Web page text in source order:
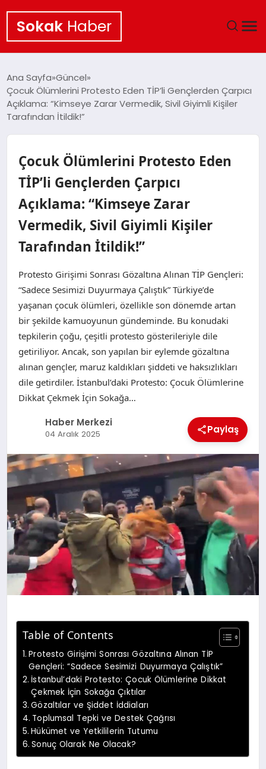
Sokak Haber
EKONOMI
GÜNCEL
KÜLTÜR SANAT
SAĞLIK
TEKNOLOJI
Ana Sayfa Güncel
Çocuk Ölümlerini Protesto Eden TİP’li Gençlerden Çarpıcı
Açıklama: “Kimseye Zarar Vermedik, Sivil Giyimli Kişiler
Tarafından İtildik!”
Çocuk Ölümlerini Protesto Eden
TİP’li Gençlerden Çarpıcı
Açıklama: “Kimseye Zarar
Vermedik, Sivil Giyimli Kişiler
Tarafından İtildik!”
Protesto Girişimi Sonrası Gözaltına Alınan TİP Gençleri:
“Sadece Sesimizi Duyurmaya Çalıştık” Türkiye’de
yaşanan çocuk ölümleri, özellikle son dönemde artan
bir şekilde kamuoyunun gündeminde. Bu konudaki
tepkilerin çoğu, çeşitli protesto gösterileriyle dile
getiriliyor. Ancak, son yapılan bir eylemde gözaltına
alınan gençler, maruz kaldıkları şiddeti ve haksızlıkları
dile getirdiler. İstanbul’daki Protesto: Çocuk Ölümlerine
Dikkat Çekmek İçin Sokağa…
Haber Merkezi
04 Aralık 2025 Paylaş
Table of Contents
Protesto Girişimi Sonrası Gözaltına Alınan TİP
Gençleri: “Sadece Sesimizi Duyurmaya Çalıştık”
İstanbul’daki Protesto: Çocuk Ölümlerine Dikkat
Çekmek İçin Sokağa Çıktılar
Gözaltılar ve Şiddet İddiaları
Toplumsal Tepki ve Destek Çağrısı
Hükümet ve Yetkililerin Tutumu
Sonuç Olarak Ne Olacak?